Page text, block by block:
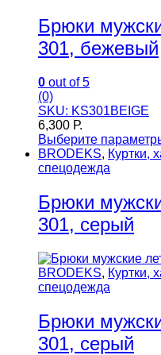
Брюки
301, бежевый
0 out of 5
(0)
SKU: KS301BEIGE
6,300 Р.
Выберите
BRODEKS, Куртки,
спецодежда
Брюки
301, серый
BRODEKS, Куртки,
спецодежда
Брюки
301, серый